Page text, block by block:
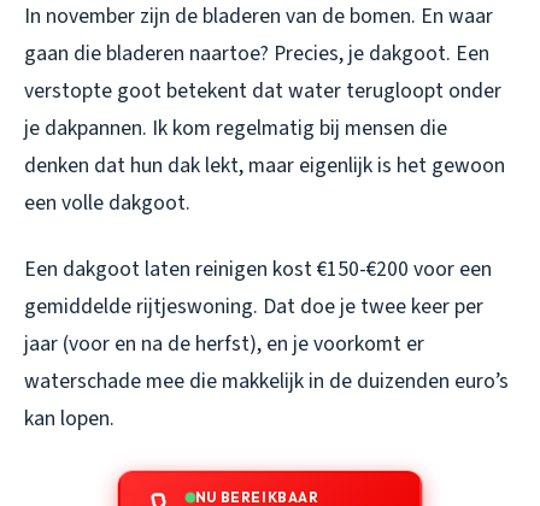
In november zijn de bladeren van de bomen. En waar
gaan die bladeren naartoe? Precies, je dakgoot. Een
verstopte goot betekent dat water terugloopt onder
je dakpannen. Ik kom regelmatig bij mensen die
denken dat hun dak lekt, maar eigenlijk is het gewoon
een volle dakgoot.
Een dakgoot laten reinigen kost €150-€200 voor een
gemiddelde rijtjeswoning. Dat doe je twee keer per
jaar (voor en na de herfst), en je voorkomt er
waterschade mee die makkelijk in de duizenden euro’s
kan lopen.
NU BEREIKBAAR